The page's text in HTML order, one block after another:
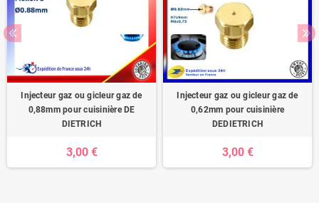
Injecteur gaz ou gicleur gaz de
0,88mm pour cuisinière DE
DIETRICH
3,00 €
Injecteur gaz ou gicleur gaz de
0,62mm pour cuisinière
DEDIETRICH
3,00 €